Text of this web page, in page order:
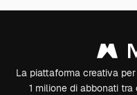
La piattaforma creativa
1 milione di abbonati